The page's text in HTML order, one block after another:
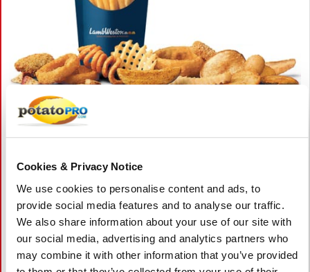
Cookies & Privacy Notice
We use cookies to personalise content and ads, to
provide social media features and to analyse our traffic.
We also share information about your use of our site with
our social media, advertising and analytics partners who
may combine it with other information that you’ve provided
Julio 28, 2026
ventas en el año fiscal 2026 pese a
obstáculos internacionales
Lamb Weston reportó mayores ventas netas en el año fiscal
2026, impulsadas por el crecimiento del volumen en
Norteamérica, mientras que las ganancias disminuyeron
debido a la presión sobre los precios y el aumento de costos.
La compañía destacó iniciativas de ahorro de costos y